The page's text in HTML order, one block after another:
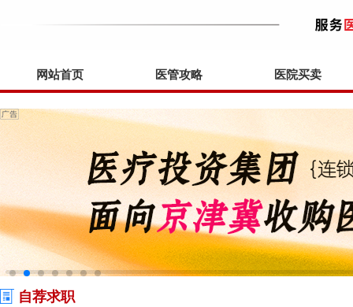
网站首页 医管攻略 医院买卖
自荐求职